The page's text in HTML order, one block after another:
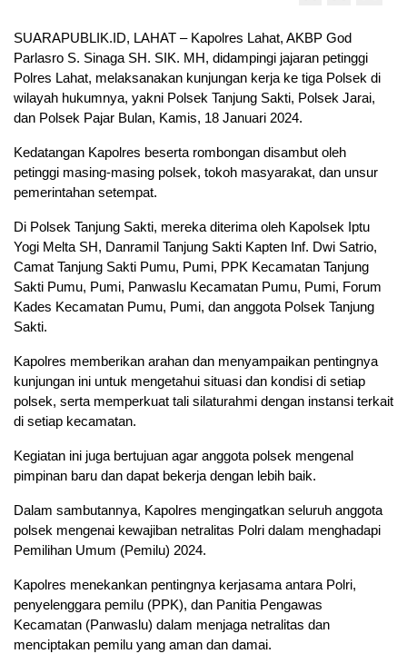
SUARAPUBLIK.ID, LAHAT – Kapolres Lahat, AKBP God
Parlasro S. Sinaga SH. SIK. MH, didampingi jajaran petinggi
Polres Lahat, melaksanakan kunjungan kerja ke tiga Polsek di
wilayah hukumnya, yakni Polsek Tanjung Sakti, Polsek Jarai,
dan Polsek Pajar Bulan, Kamis, 18 Januari 2024.
Kedatangan Kapolres beserta rombongan disambut oleh
petinggi masing-masing polsek, tokoh masyarakat, dan unsur
pemerintahan setempat.
Di Polsek Tanjung Sakti, mereka diterima oleh Kapolsek Iptu
Yogi Melta SH, Danramil Tanjung Sakti Kapten Inf. Dwi Satrio,
Camat Tanjung Sakti Pumu, Pumi, PPK Kecamatan Tanjung
Sakti Pumu, Pumi, Panwaslu Kecamatan Pumu, Pumi, Forum
Kades Kecamatan Pumu, Pumi, dan anggota Polsek Tanjung
Sakti.
Kapolres memberikan arahan dan menyampaikan pentingnya
kunjungan ini untuk mengetahui situasi dan kondisi di setiap
polsek, serta memperkuat tali silaturahmi dengan instansi terkait
di setiap kecamatan.
Kegiatan ini juga bertujuan agar anggota polsek mengenal
pimpinan baru dan dapat bekerja dengan lebih baik.
Dalam sambutannya, Kapolres mengingatkan seluruh anggota
polsek mengenai kewajiban netralitas Polri dalam menghadapi
Pemilihan Umum (Pemilu) 2024.
Kapolres menekankan pentingnya kerjasama antara Polri,
penyelenggara pemilu (PPK), dan Panitia Pengawas
Kecamatan (Panwaslu) dalam menjaga netralitas dan
menciptakan pemilu yang aman dan damai.